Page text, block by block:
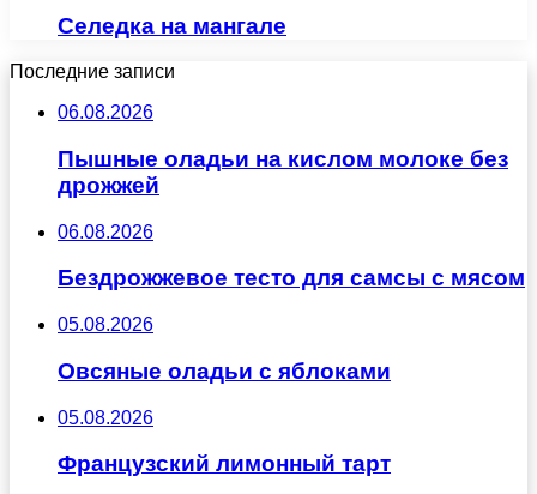
Селедка на мангале
Последние записи
06.08.2026
Пышные оладьи на кислом молоке без
дрожжей
06.08.2026
Бездрожжевое тесто для самсы с мясом
05.08.2026
Овсяные оладьи с яблоками
05.08.2026
Французский лимонный тарт